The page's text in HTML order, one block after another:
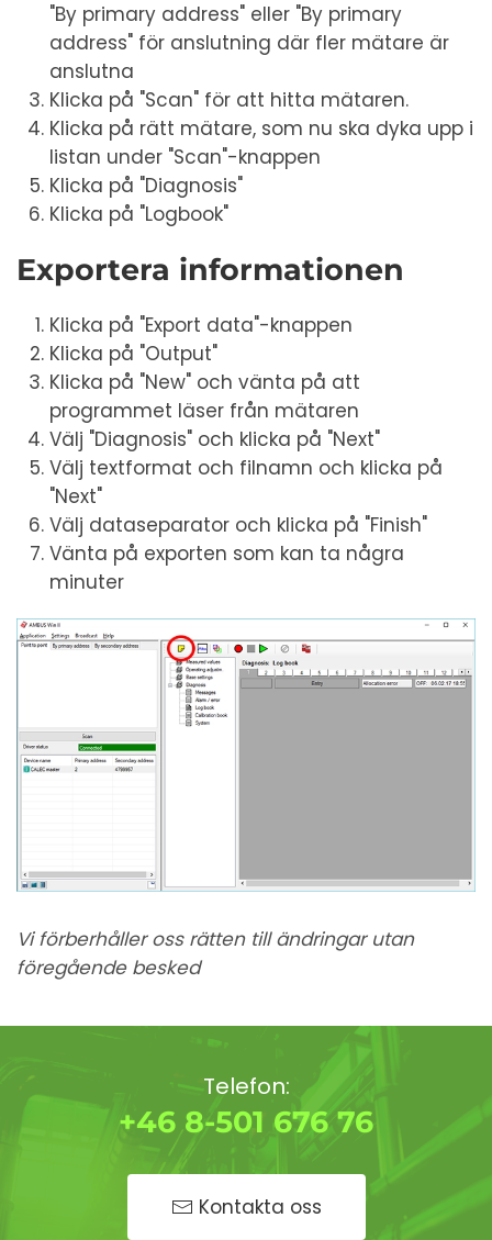
"By primary address" eller "By primary
address" för anslutning där fler mätare är
anslutna
Klicka på "Scan" för att hitta mätaren.
Klicka på rätt mätare, som nu ska dyka upp i
listan under "Scan"-knappen
Klicka på "Diagnosis"
Klicka på "Logbook"
Exportera informationen
Klicka på "Export data"-knappen
Klicka på "Output"
Klicka på "New" och vänta på att
programmet läser från mätaren
Välj "Diagnosis" och klicka på "Next"
Välj textformat och filnamn och klicka på
"Next"
Välj dataseparator och klicka på "Finish"
Vänta på exporten som kan ta några
minuter
Vi förberhåller oss rätten till ändringar utan
föregående besked
Telefon:
+46 8-501 676 76
Kontakta oss